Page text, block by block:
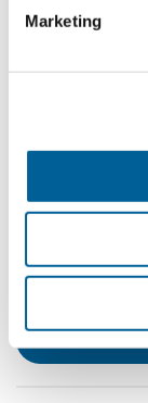
Marketing
Helsinki
Jetzt